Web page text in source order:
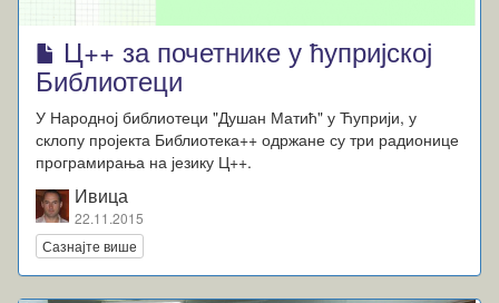
Ц++ за почетнике у ћупријској
Библиотеци
У Народној библиотеци "Душан Матић" у Ћуприји, у
склопу пројекта Библиотека++ одржане су три радионице
програмирања на језику Ц++.
Ивица
22.11.2015
Сазнајте више